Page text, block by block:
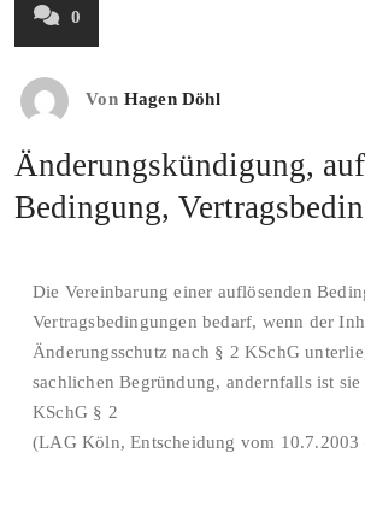
0
Von Hagen Döhl
Änderungskündigung,
Bedingung,
Die Vereinbarung einer auflösenden
Vertragsbedingungen bedarf, wenn der
Änderungsschutz nach § 2 KSchG
sachlichen Begründung, andernfalls ist
KSchG § 2
(LAG Köln, Entscheidung vom 10.7.2003